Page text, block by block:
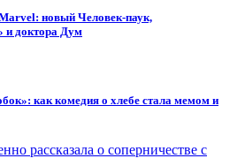
новый Человек-паук,
и доктора Дум
как комедия о хлебе стала мемом и